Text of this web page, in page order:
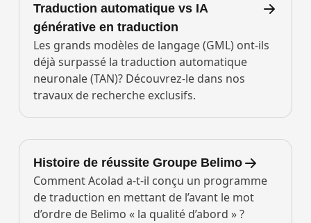
Traduction automatique vs IA
générative en traduction
Les grands modèles de langage (GML) ont-ils
déjà surpassé la traduction automatique
neuronale (TAN)? Découvrez-le dans nos
travaux de recherche exclusifs.
Histoire de réussite Groupe Belimo
Comment Acolad a-t-il conçu un programme
de traduction en mettant de l’avant le mot
d’ordre de Belimo « la qualité d’abord » ?